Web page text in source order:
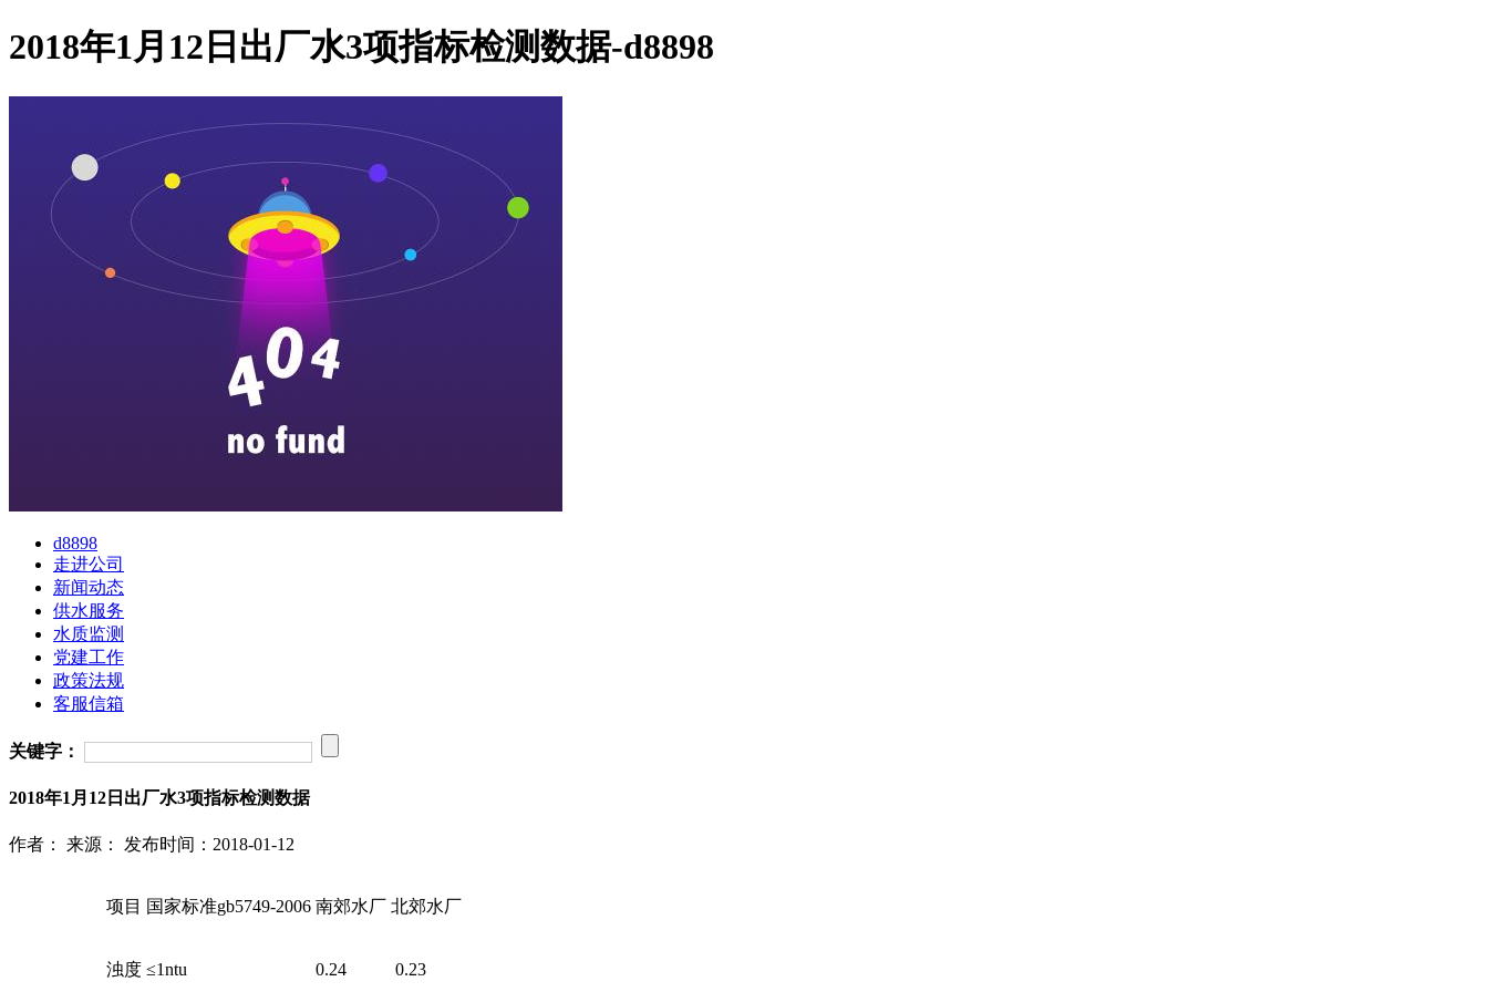
2018年1月12日出厂水3项指标检测数据-d8898
d8898
走进公司
新闻动态
供水服务
水质监测
党建工作
政策法规
客服信箱
关键字：
2018年1月12日出厂水3项指标检测数据
作者： 来源： 发布时间：2018-01-12
项目 国家标准gb5749-2006 南郊水厂 北郊水厂
浊度 ≤1ntu 0.24 0.23